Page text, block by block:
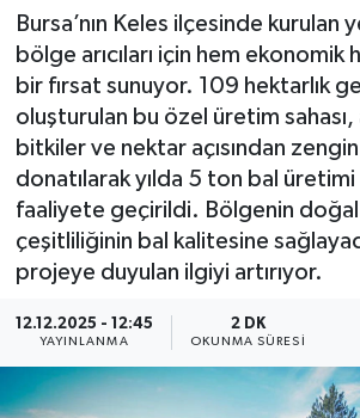
Bursa’nın Keles ilçesinde kurulan
bölge arıcıları için hem ekonomik
bir fırsat sunuyor. 109 hektarlık
oluşturulan bu özel üretim
bitkiler ve nektar açısından
donatılarak yılda 5 ton bal
faaliyete geçirildi. Bölgenin doğal
çeşitliliğinin bal kalitesine
projeye duyulan ilgiyi artırıyor.
12.12.2025 - 12:45
YAYINLANMA
2 DK
OKUNMA SÜRESI
EĞİTİM
KÜLTÜR SANAT
MAGAZİN
YEREL
Haber Arşivi